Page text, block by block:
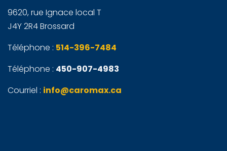
9620, rue Ignace local T
J4Y 2R4 Brossard
Téléphone : 514-396-7484
Téléphone : 450-907-4983
Courriel : info@caromax.ca